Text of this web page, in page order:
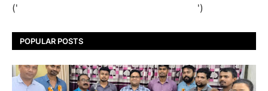
(' ')
POPULAR POSTS